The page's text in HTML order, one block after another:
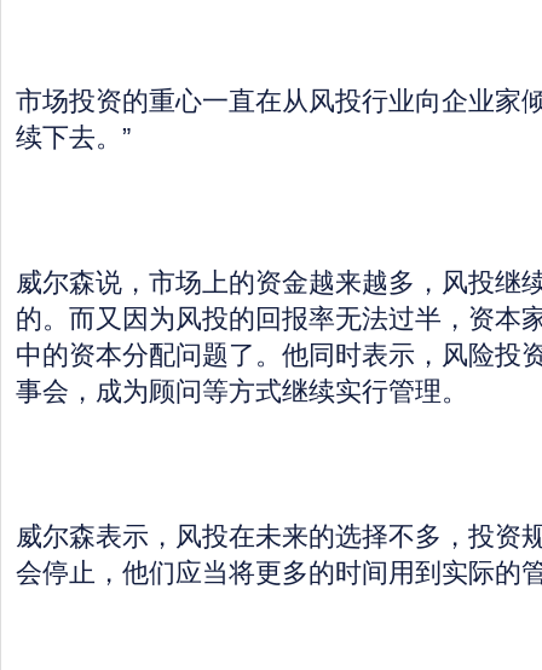
市场投资的重心一直在从风投行业向企业家
续下去。”
威尔森说，市场上的资金越来越多，风投继
的。而又因为风投的回报率无法过半，资本
中的资本分配问题了。他同时表示，风险投
事会，成为顾问等方式继续实行管理。
威尔森表示，风投在未来的选择不多，投资
会停止，他们应当将更多的时间用到实际的